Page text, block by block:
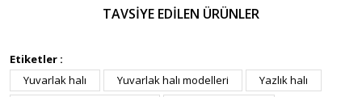
TAVSİYE EDİLEN ÜRÜNLER
Etiketler :
Yuvarlak halı
Yuvarlak halı modelleri
Yazlık halı